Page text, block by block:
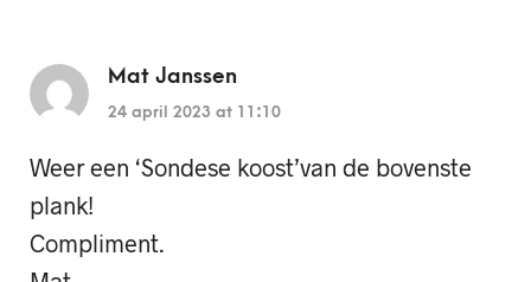
Mat Janssen
24 april 2023 at 11:10
Weer een ‘Sondese koost’van de bovenste
plank!
Compliment.